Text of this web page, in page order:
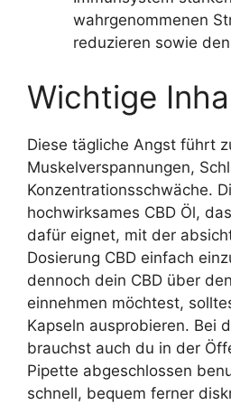
wahrgenommenen
reduzieren sowie
Wichtige
Diese tägliche Angst führt
Muskelverspannungen,
Konzentrationsschwäche.
hochwirksames CBD Öl,
dafür eignet, mit der
Dosierung CBD einfach
dennoch dein CBD über
einnehmen möchtest,
Kapseln ausprobieren. Bei
brauchst auch du in der
Pipette abgeschlossen
schnell, bequem ferner